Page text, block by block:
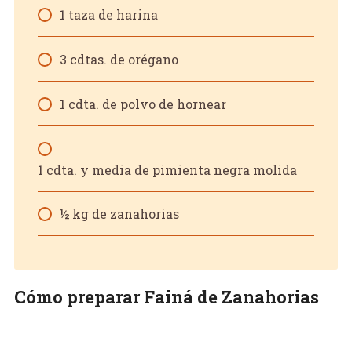
1 taza de harina
3 cdtas. de orégano
1 cdta. de polvo de hornear
1 cdta. y media de pimienta negra molida
½ kg de zanahorias
Cómo preparar Fainá de Zanahorias